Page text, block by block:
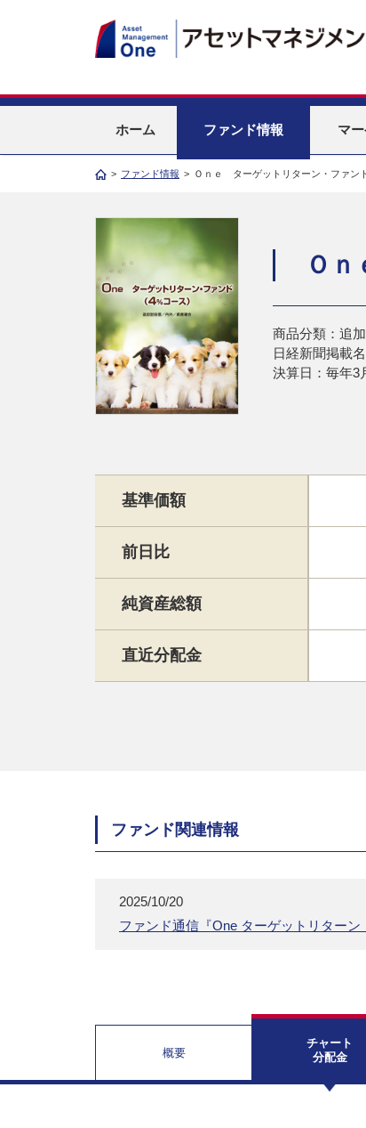
ホーム ファンド情報 マ
> ファンド情報 > Ｏｎｅ ターゲットリターン・ファン
Ｏ
商品分類：追
日経新聞掲載
決算日：毎年3
基準価額
前日比
純資産総額
直近分配金
ファンド関連情報
2025/10/20
ファンド通信『One ターゲットリターン
概要
チャート
分配金